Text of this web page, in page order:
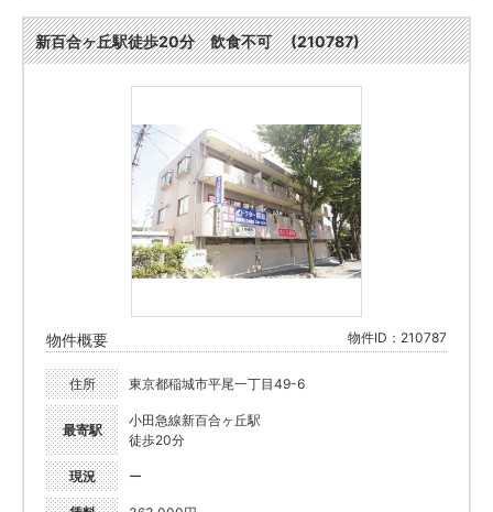
新百合ヶ丘駅徒歩20分 飲食不可 (210787)
物件概要 物件ID：210787
住所 東京都稲城市平尾一丁目49-6
最寄駅
小田急線新百合ヶ丘駅
徒歩20分
現況 ー